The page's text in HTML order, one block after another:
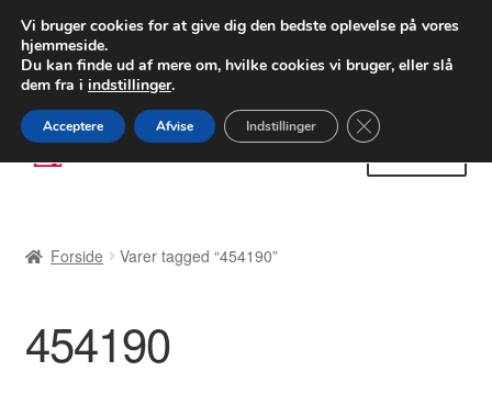
LEVERING fra 55 kr.
FEDEX verdensomspændende forsendelse
80 82 72 02
Spring
til
Spring
til
Betalinger
Kasse
Forside Varer tagged “454190”
454190
Vi bruger cookies for at give dig den bedste oplevelse på vores
hjemmeside.
Du kan finde ud af mere om, hvilke cookies vi bruger, eller slå
dem fra i indstillinger.
Acceptere Afvise Indstillinger Close GDPR